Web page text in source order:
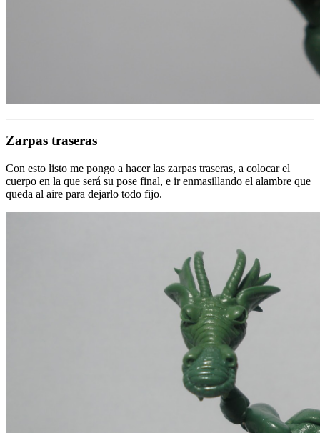
Zarpas traseras
Con esto listo me pongo a hacer las zarpas traseras, a colocar el
cuerpo en la que será su pose final, e ir enmasillando el alambre que
queda al aire para dejarlo todo fijo.